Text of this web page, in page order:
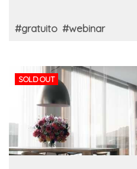
#gratuito #webinar
SOLD OUT